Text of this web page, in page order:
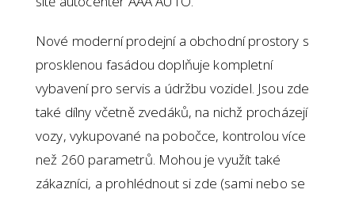
Nové moderní prodejní a obchodní prostory s
prosklenou fasádou doplňuje kompletní
vybavení pro servis a údržbu vozidel. Jsou zde
také dílny včetně zvedáků, na nichž procházejí
vozy, vykupované na pobočce, kontrolou více
než 260 parametrů. Mohou je využít také
zákazníci, a prohlédnout si zde (sami nebo se